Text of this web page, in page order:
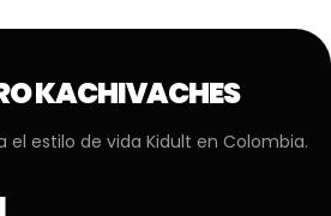
KACHIVACHES
el estilo de vida Kidult en Colombia.